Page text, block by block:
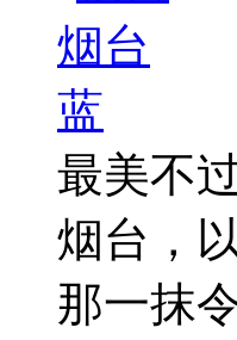
最美不
烟台，
那一抹